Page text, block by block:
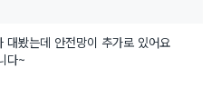
대봤는데 안전망이 추가로 있어요
다~